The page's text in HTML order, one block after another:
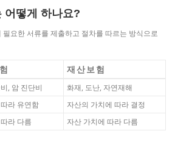
어떻게 하나요?
요한 서류를 제출하고 절차를 따르는 방식으로
재산보험
, 암 진단비
화재, 도난, 자연재해
라 유연함
자산의 가치에 따라 결정
라 다름 자산 가치에 따라 다름